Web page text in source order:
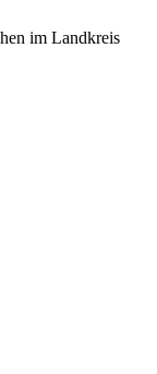
im Landkreis